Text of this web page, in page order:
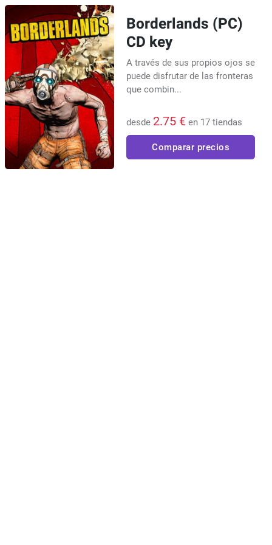
Borderlands (PC)
CD key
A través de sus propios ojos se
puede disfrutar de las fronteras
que combin...
desde 2.75 € en 17 tiendas
Comparar precios